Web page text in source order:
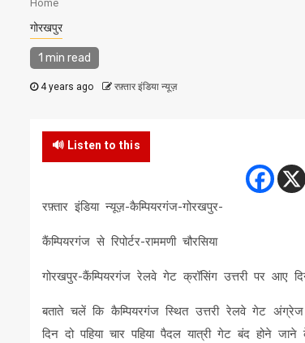
Home
गोरखपुर
1 min read
4 years ago रफ़्तार इंडिया न्यूज़
🔊 Listen to this
रफ़्तार इंडिया न्यूज़-कैम्पियरगंज-गोरखपुर-
कैंम्पियरगंज से रिपोर्टर-राममणी चौरसिया
गोरखपुर-कैंम्पियरगंज रेलवे गेट क्रॉसिंग उत्तरी पर आए
बताते चलें कि कैम्पियरगंज स्थित उत्तरी रेलवे गेट
दिन दो पहिया चार पहिया पैदल यात्री गेट बंद होने